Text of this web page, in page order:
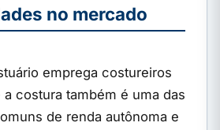
no mercado
emprega costureiros
costura também é uma das
de renda autônoma e